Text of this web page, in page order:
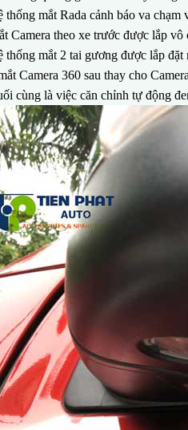
thống mắt Rada cảnh báo va
Camera theo xe trước được lắp vô
thống mắt 2 tai gương được lắp
Camera 360 sau thay cho
cùng là việc căn chỉnh tự động